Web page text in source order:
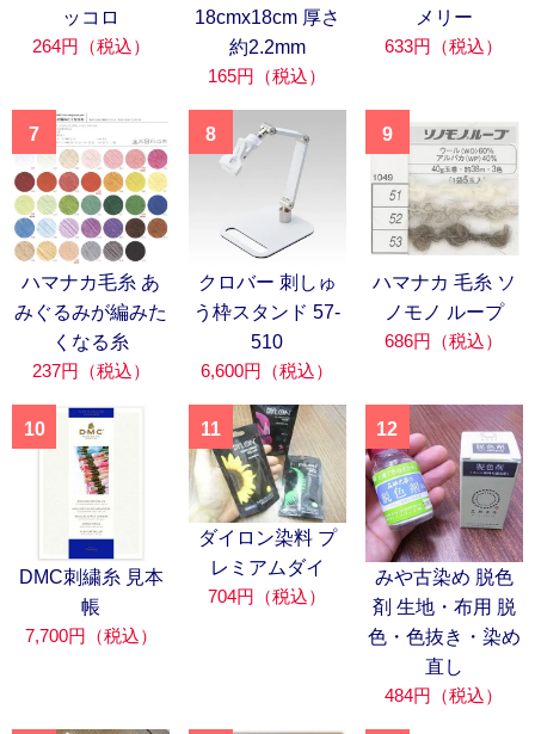
ッコロ
264円（税込）
18cmx18cm 厚さ
約2.2mm
165円（税込）
メリー
633円（税込）
7
ハマナカ毛糸 あ
みぐるみが編みた
くなる糸
237円（税込）
8
クロバー 刺しゅ
う枠スタンド 57-
510
6,600円（税込）
9
ハマナカ 毛糸 ソ
ノモノ ループ
686円（税込）
10
DMC刺繍糸 見本
帳
7,700円（税込）
11
ダイロン染料 プ
レミアムダイ
704円（税込）
12
みや古染め 脱色
剤 生地・布用 脱
色・色抜き・染め
直し
484円（税込）